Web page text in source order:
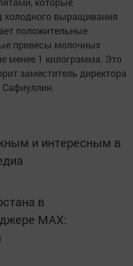
холодного выращивания
положительные
привесы молочных
менее 1 килограмма. Это
заместитель директора
и интересным в
в
MАХ: